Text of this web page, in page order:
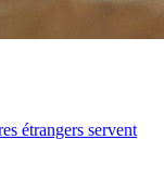
étrangers servent